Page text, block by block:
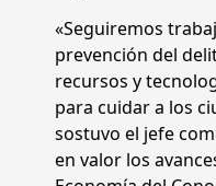
«Seguiremos
prevención del
recursos y
para cuidar a los
sostuvo el jefe
en valor los